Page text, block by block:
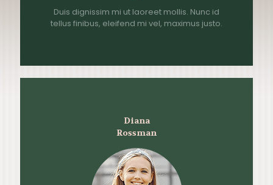
Duis dignissim mi ut laoreet mollis. Nunc id
tellus finibus, eleifend mi vel, maximus justo.
Diana
Rossman